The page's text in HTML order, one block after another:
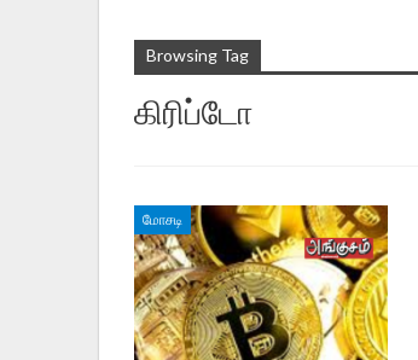
Browsing Tag
கிரிப்டோ
மோசடி